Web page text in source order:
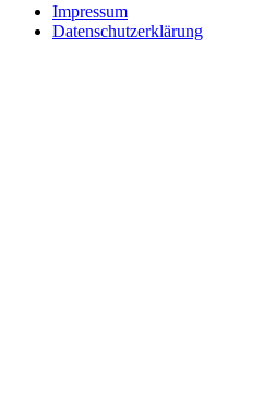
Impressum
Datenschutzerklärung